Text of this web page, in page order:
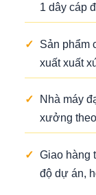
1 dây cáp
✓
Sản phẩm
xuất xuất
✓
Nhà máy
xưởng
✓ Giao hàng
độ dự án,